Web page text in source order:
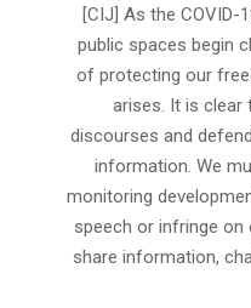
[CIJ] As the COVID-
public spaces begin
of protecting our
arises. It is clear
discourses and
information. We
monitoring
speech or infringe
share information,